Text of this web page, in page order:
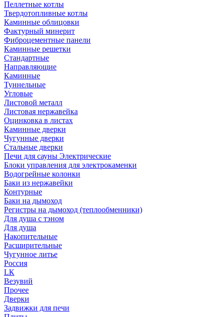
Пеллетные котлы
Твердотопливные котлы
Каминные облицовки
Фактурный минерит
Фиброцементные панели
Каминные решетки
Стандартные
Направляющие
Каминные
Туннельные
Угловые
Листовой металл
Листовая нержавейка
Оцинковка в листах
Каминные дверки
Чугунные дверки
Стальные дверки
Печи для сауны Электрические
Блоки управления для электрокаменки
Водогрейные колонки
Баки из нержавейки
Контурные
Баки на дымоход
Регистры на дымоход (теплообменники)
Для душа с тэном
Для душа
Накопительные
Расширительные
Чугунное литье
Россия
LК
Везувий
Прочее
Дверки
Задвижки для печи